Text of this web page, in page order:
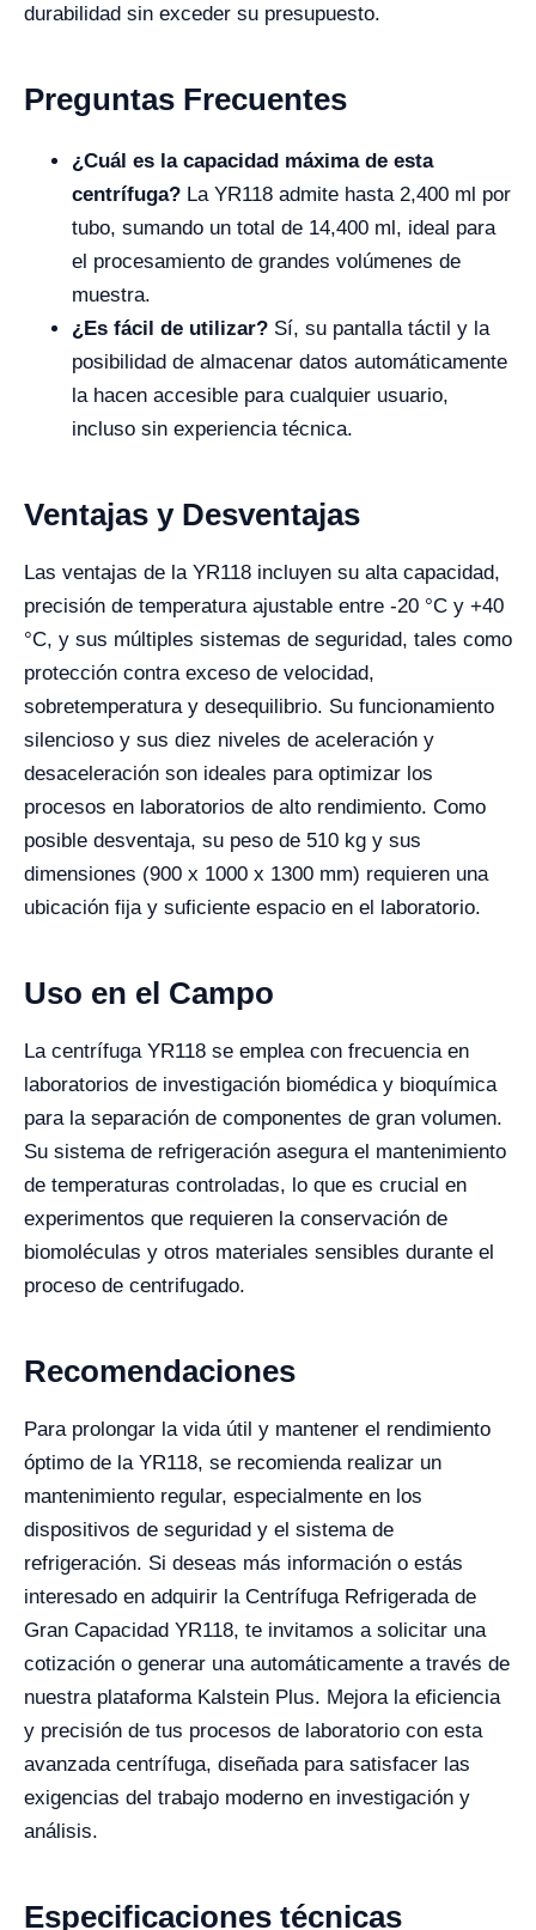
durabilidad sin exceder su presupuesto.
Preguntas Frecuentes
¿Cuál es la capacidad máxima de esta
centrífuga? La YR118 admite hasta 2,400 ml por
tubo, sumando un total de 14,400 ml, ideal para
el procesamiento de grandes volúmenes de
muestra.
¿Es fácil de utilizar? Sí, su pantalla táctil y la
posibilidad de almacenar datos automáticamente
la hacen accesible para cualquier usuario,
incluso sin experiencia técnica.
Ventajas y Desventajas
Las ventajas de la YR118 incluyen su alta capacidad,
precisión de temperatura ajustable entre -20 °C y +40
°C, y sus múltiples sistemas de seguridad, tales como
protección contra exceso de velocidad,
sobretemperatura y desequilibrio. Su funcionamiento
silencioso y sus diez niveles de aceleración y
desaceleración son ideales para optimizar los
procesos en laboratorios de alto rendimiento. Como
posible desventaja, su peso de 510 kg y sus
dimensiones (900 x 1000 x 1300 mm) requieren una
ubicación fija y suficiente espacio en el laboratorio.
Uso en el Campo
La centrífuga YR118 se emplea con frecuencia en
laboratorios de investigación biomédica y bioquímica
para la separación de componentes de gran volumen.
Su sistema de refrigeración asegura el mantenimiento
de temperaturas controladas, lo que es crucial en
experimentos que requieren la conservación de
biomoléculas y otros materiales sensibles durante el
proceso de centrifugado.
Recomendaciones
Para prolongar la vida útil y mantener el rendimiento
óptimo de la YR118, se recomienda realizar un
mantenimiento regular, especialmente en los
dispositivos de seguridad y el sistema de
refrigeración. Si deseas más información o estás
interesado en adquirir la Centrífuga Refrigerada de
Gran Capacidad YR118, te invitamos a solicitar una
cotización o generar una automáticamente a través de
nuestra plataforma Kalstein Plus. Mejora la eficiencia
y precisión de tus procesos de laboratorio con esta
avanzada centrífuga, diseñada para satisfacer las
exigencias del trabajo moderno en investigación y
análisis.
Especificaciones técnicas